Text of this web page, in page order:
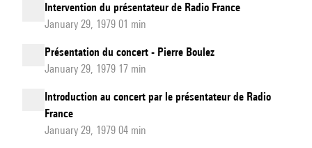
Intervention du présentateur de Radio France
January 29, 1979 01 min
Présentation du concert - Pierre Boulez
January 29, 1979 17 min
Introduction au concert par le présentateur de Radio
France
January 29, 1979 04 min